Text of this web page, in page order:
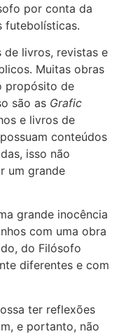
por conta da
futebolísticas.
de livros, revistas e
Muitas obras
propósito de
são as Grafic
e livros de
conteúdos
isso não
um grande
grande inocência
com uma obra
do Filósofo
diferentes e com
ter reflexões
e portanto, não